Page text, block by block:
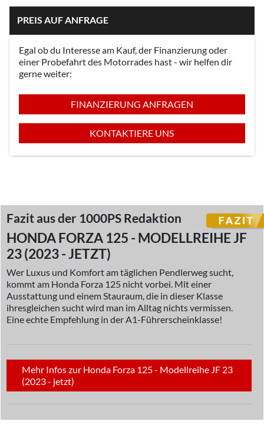
PREIS AUF ANFRAGE
Egal ob du Interesse am Kauf, der Finanzierung oder
einer Probefahrt des Motorrades hast - wir helfen dir
gerne weiter:
FINANZIERUNG ANFRAGEN
KONTAKTIERE UNS
Fazit aus der 1000PS Redaktion
HONDA FORZA 125 - MODELLREIHE JF
23 (2023 - JETZT)
Wer Luxus und Komfort am täglichen Pendlerweg sucht,
kommt am Honda Forza 125 nicht vorbei. Mit einer
Ausstattung und einem Stauraum, die in dieser Klasse
ihresgleichen sucht wird man im Alltag nichts vermissen.
Eine echte Empfehlung in der A1-Führerscheinklasse!
Mehr Infos zur Honda Forza 125 - Modellreihe JF 23
(2023 - jetzt)